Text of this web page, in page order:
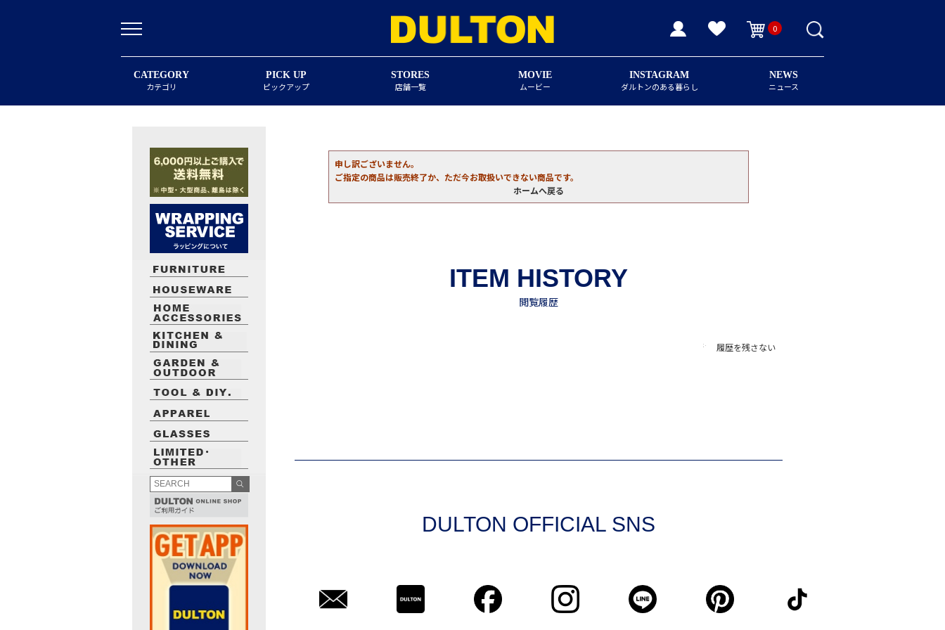
0
CATEGORY
カテゴリ
PICK UP
ピックアップ
STORES
店舗一覧
MOVIE
ムービー
INSTAGRAM
ダルトンのある暮らし
NEWS
ニュース
申し訳ございません。
ご指定の商品は販売終了か、ただ今お取扱いできない商品です。
ホームへ戻る
履歴を残さない
DULTON OFFICIAL SNS